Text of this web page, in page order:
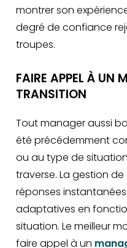
montrer son
degré de confiance
troupes.
FAIRE APPEL À UN
TRANSITION
Tout manager aussi
été précédemment
ou au type de
traverse. La gestion
réponses
adaptatives en
situation. Le meilleur
faire appel à un